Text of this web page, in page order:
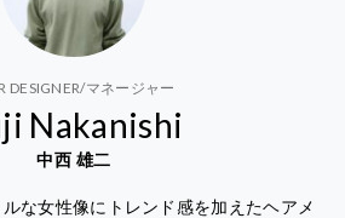
DESIGNER/マネージャー
Nakanishi
中西 雄二
な女性像にトレンド感を加えたヘアメ